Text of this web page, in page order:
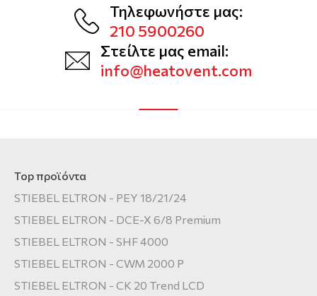
Τηλεφωνήστε μας:
210 5900260
Στείλτε μας email:
info@heatovent.com
Top προϊόντα
STIEBEL ELTRON - PEY 18/21/24
STIEBEL ELTRON - DCE-X 6/8 Premium
STIEBEL ELTRON - SHF 4000
STIEBEL ELTRON - CWM 2000 P
STIEBEL ELTRON - CK 20 Trend LCD